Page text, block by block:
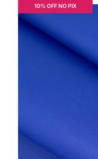
10% OFF NO PIX